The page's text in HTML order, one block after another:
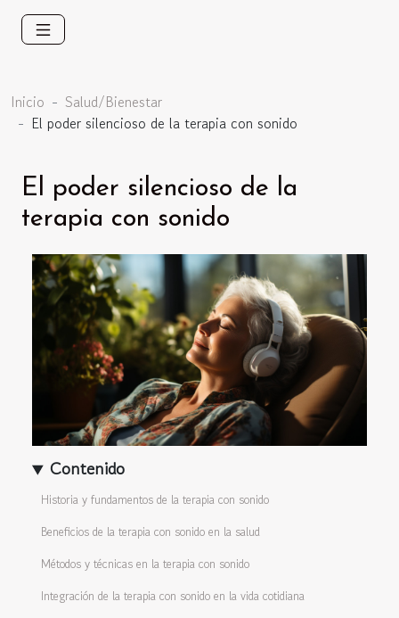
Inicio
Salud/Bienestar
El poder silencioso de la terapia con sonido
El poder silencioso de la
terapia con sonido
Contenido
Historia y fundamentos de la terapia con sonido
Beneficios de la terapia con sonido en la salud
Métodos y técnicas en la terapia con sonido
Integración de la terapia con sonido en la vida cotidiana